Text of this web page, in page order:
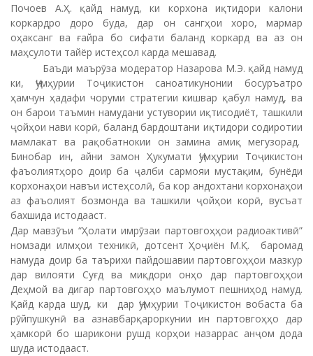
Почоев А.Ҳ. қайд намуд, ки корхона иқтидори калони
коркардро доро буда, дар он сангҳои хоро, мармар
оҳаксанг ва ғайра бо сифати баланд коркард ва аз он
маҳсулоти тайёр истеҳсол карда мешавад.
Баъди маърӯза модератор Назарова М.Э. қайд намуд
ки, Ҷумҳурии Тоҷикистон саноатикунонии босуръатро
ҳамчун ҳадафи чоруми стратегии кишвар қабул намуд, ва
он барои таъмин намудани устувории иқтисодиёт, ташкили
ҷойҳои нави корӣ, баланд бардоштани иқтидори содиротии
мамлакат ва рақобатнокии он замина амиқ мегузорад.
Бинобар ин, айни замон Ҳукумати Ҷумҳурии Тоҷикистон
фаъолиятҳоро доир ба ҷалби сармояи мустақим, бунёди
корхонаҳои навъи истеҳсолӣ, ба кор андохтани корхонаҳои
аз фаъолият бозмонда ва ташкили ҷойҳои корӣ, вусъат
бахшида истодааст.
Дар мавзӯъи “Ҳолати имрӯзаи партовгоҳҳои радиоактивӣ”
номзади илмҳои техникӣ, дотсент Ҳоҷиён М.Қ. баромад
намуда доир ба таърихи пайдошавии партовгоҳҳои мазкур
дар вилояти Суғд ва миқдори онҳо дар партовгоҳҳои
Деҳмой ва дигар партовгоҳҳо маълумот пешниҳод намуд.
Қайд карда шуд, ки дар Ҷумҳурии Тоҷикистон вобаста ба
рӯйпушкунӣ ва азнавбарқароркунии ин партовгоҳҳо дар
ҳамкорӣ бо шарикони рушд корҳои назаррас анҷом дода
шуда истодааст.